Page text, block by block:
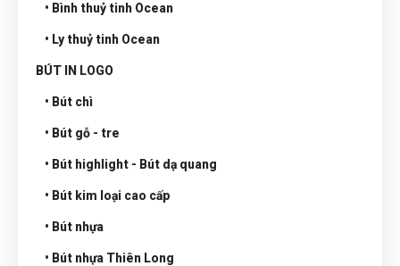
• Bình thuỷ tinh Ocean
• Ly thuỷ tinh Ocean
BÚT IN LOGO
• Bút chì
• Bút gỗ - tre
• Bút highlight - Bút dạ quang
• Bút kim loại cao cấp
• Bút nhựa
• Bút nhựa Thiên Long